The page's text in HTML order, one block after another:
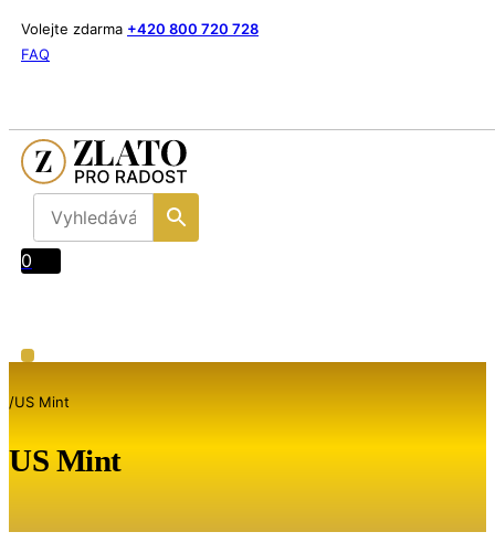
Volejte zdarma +420 800 720 728
FAQ
0
/US Mint
US Mint